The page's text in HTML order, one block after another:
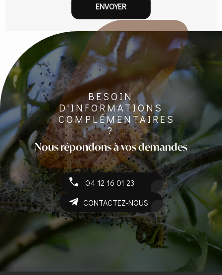
BESOIN
D'INFORMATIONS
COMPLÉMENTAIRES
?
Nous répondons à vos demandes
04 12 16 01 23
CONTACTEZ-NOUS